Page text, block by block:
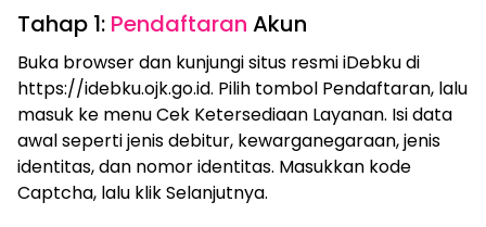
Tahap 1: Pendaftaran Akun
Buka browser dan kunjungi situs resmi iDebku di
https://idebku.ojk.go.id. Pilih tombol Pendaftaran, lalu
masuk ke menu Cek Ketersediaan Layanan. Isi data
awal seperti jenis debitur, kewarganegaraan, jenis
identitas, dan nomor identitas. Masukkan kode
Captcha, lalu klik Selanjutnya.